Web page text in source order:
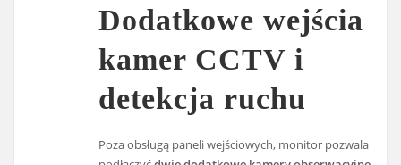
Dodatkowe wejścia
kamer CCTV i
detekcja ruchu
Poza obsługą paneli wejściowych, monitor pozwala